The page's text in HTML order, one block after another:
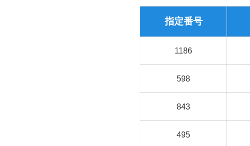
指定番号
1186
598
843
495